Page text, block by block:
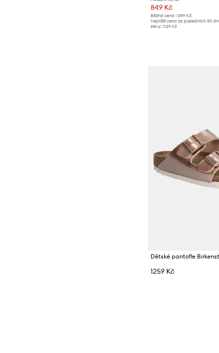
849 Kč
Běžná cena: 1399 Kč
Nejnižší cena za posledních 30
slevy: 1129 Kč
Dětské pantofle
1259 Kč